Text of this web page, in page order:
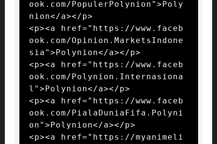
ook.com/PopulerPolynion">Poly
nion</a></p>
<p><a href="https://www.faceb
ook.com/Opinion.MarketsIndone
sia">Polynion</a></p>
<p><a href="https://www.faceb
ook.com/Polynion.Internasiona
l">Polynion</a></p>
<p><a href="https://www.faceb
ook.com/PialaDuniaFifa.Polyni
on">Polynion</a></p>
<p><a href="https://myanimeli